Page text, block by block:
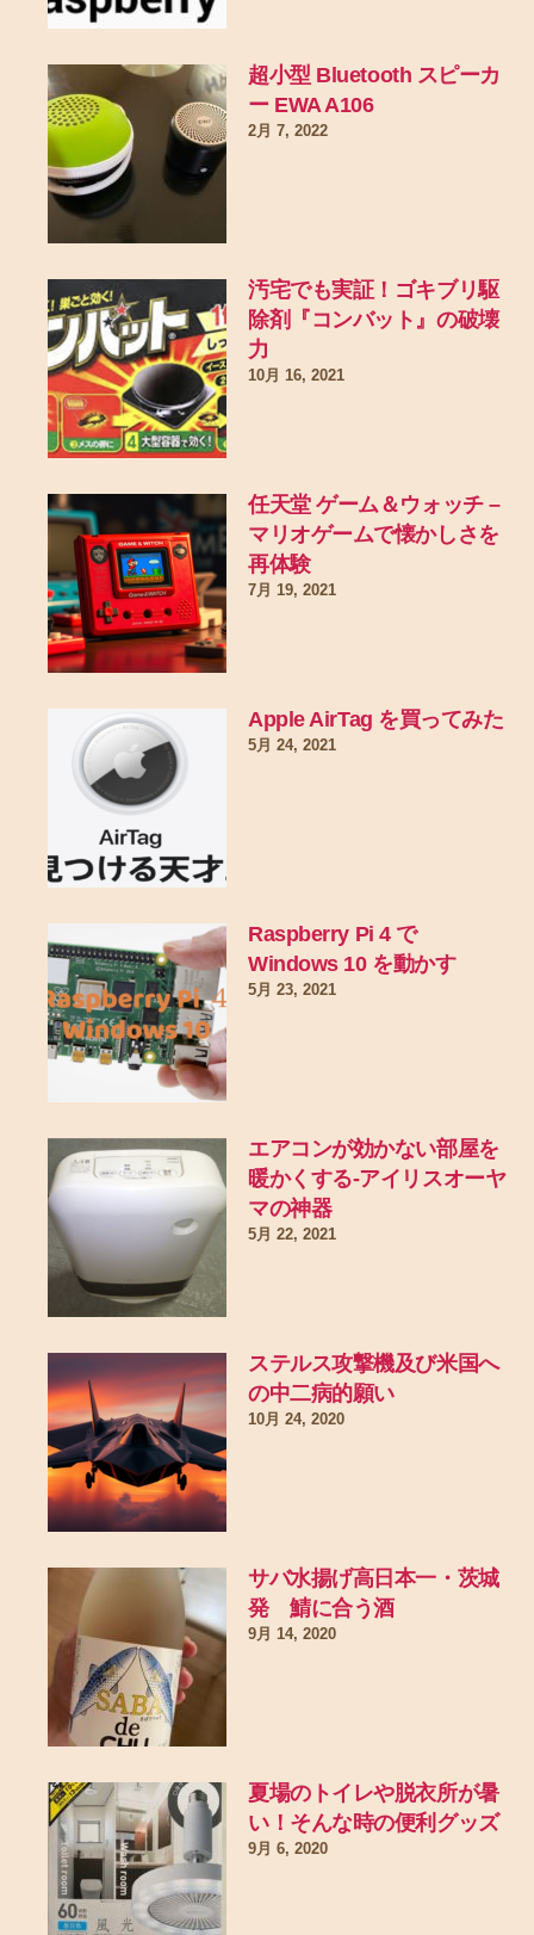
超小型 Bluetooth スピーカ
ー EWA A106
2月 7, 2022
汚宅でも実証！ゴキブリ駆
除剤『コンバット』の破壊
力
10月 16, 2021
任天堂 ゲーム＆ウォッチ –
マリオゲームで懐かしさを
再体験
7月 19, 2021
Apple AirTag を買ってみた
5月 24, 2021
Raspberry Pi 4 で
Windows 10 を動かす
5月 23, 2021
エアコンが効かない部屋を
暖かくする-アイリスオーヤ
マの神器
5月 22, 2021
ステルス攻撃機及び米国へ
の中二病的願い
10月 24, 2020
サバ水揚げ高日本一・茨城
発 鯖に合う酒
9月 14, 2020
夏場のトイレや脱衣所が暑
い！そんな時の便利グッズ
9月 6, 2020